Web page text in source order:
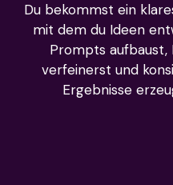
Du bekommst ein
mit dem du Ideen
Prompts aufbaust,
verfeinerst und
Ergebnisse